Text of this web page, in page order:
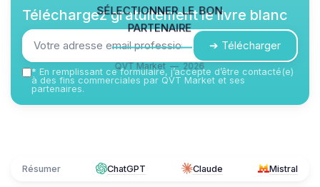
sélectionner le bon
partenaire
QVT Market — 2026
Téléchargez gratuitement le livre blanc
➔ Télécharger
* En remplissant ce formulaire, j’accepte d’être contacté(e)
à des fins commerciales par QVT Market et ses
partenaires.
Résumer ChatGPT Claude Mistral